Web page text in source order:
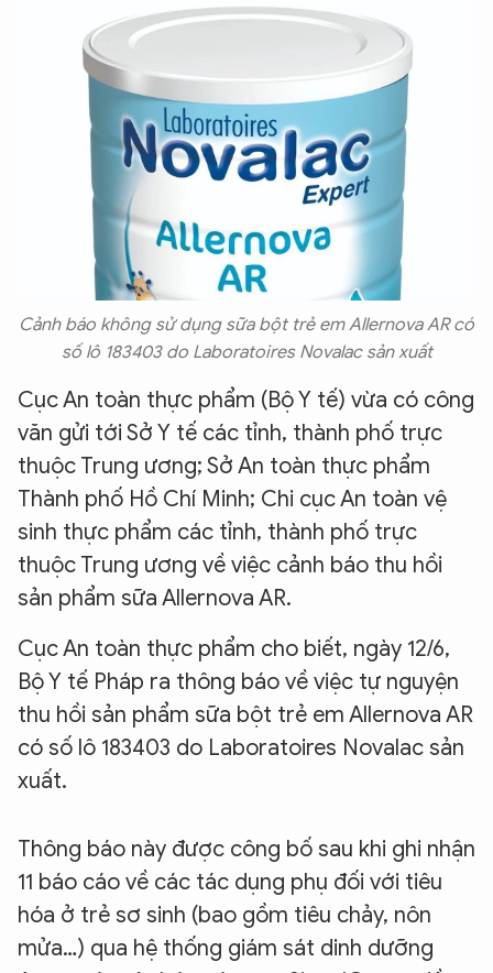
Cảnh báo không sử dụng sữa bột trẻ em Allernova AR có
số lô 183403 do Laboratoires Novalac sản xuất
Cục An toàn thực phẩm (Bộ Y tế) vừa có công
văn gửi tới Sở Y tế các tỉnh, thành phố trực
thuộc Trung ương; Sở An toàn thực phẩm
Thành phố Hồ Chí Minh; Chi cục An toàn vệ
sinh thực phẩm các tỉnh, thành phố trực
thuộc Trung ương về việc cảnh báo thu hồi
sản phẩm sữa Allernova AR.
Cục An toàn thực phẩm cho biết, ngày 12/6,
Bộ Y tế Pháp ra thông báo về việc tự nguyện
thu hồi sản phẩm sữa bột trẻ em Allernova AR
có số lô 183403 do Laboratoires Novalac sản
xuất.
Thông báo này được công bố sau khi ghi nhận
11 báo cáo về các tác dụng phụ đối với tiêu
hóa ở trẻ sơ sinh (bao gồm tiêu chảy, nôn
mửa…) qua hệ thống giám sát dinh dưỡng